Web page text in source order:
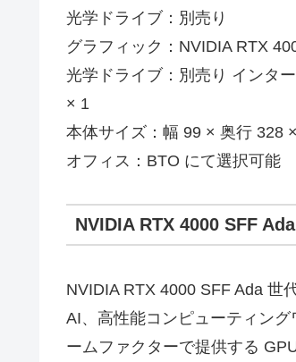
光学ドライブ：別売り
グラフィック：NVIDIA RTX
光学ドライブ：別売り インタ
× 1
本体サイズ：幅 99 × 奥行 328
オフィス：BTO にて選択可能
NVIDIA RTX 4000 SFF
NVIDIA RTX 4000 SFF Ada 世
AI、高性能コンピューティン
ームファクターで提供する